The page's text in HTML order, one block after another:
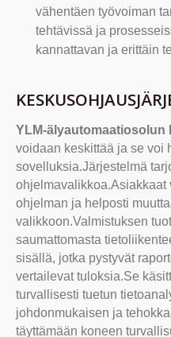
vähentäen työvoiman
tehtävissä ja
kannattavan ja erittäin
YLM-
voidaan keskittää ja se voi
sovelluksia.Järjestelmä
ohjelmavalikkoa.Asiakkaat
ohjelman ja helposti
valikkoon.Valmistuksen
saumattomasta
sisällä, jotka pystyvät
vertailevat tuloksia.Se
turvallisesti tuetun
johdonmukaisen ja
täyttämään koneen